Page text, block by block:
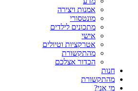
אמנות ויצירה
מונטסורי
מתכונים לילדים
אישי
אטרקציות וטיולים
מהתקשורת
הכדור אצלכם
חנות
מהתקשורת
מי אני?